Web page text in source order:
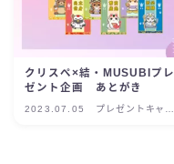
クリスぺ×結・MUSUBIプレ
ゼント企画 あとがき
2023.07.05
プレゼントキャン